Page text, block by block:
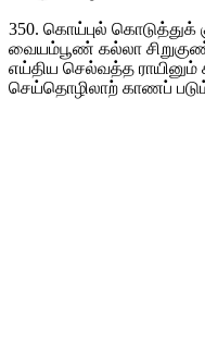
350. கொய்புல் கொடுத்துக்
வையம்பூண் கல்லா
எய்திய செல்வத்த
செய்தொழிலாற் காணப்